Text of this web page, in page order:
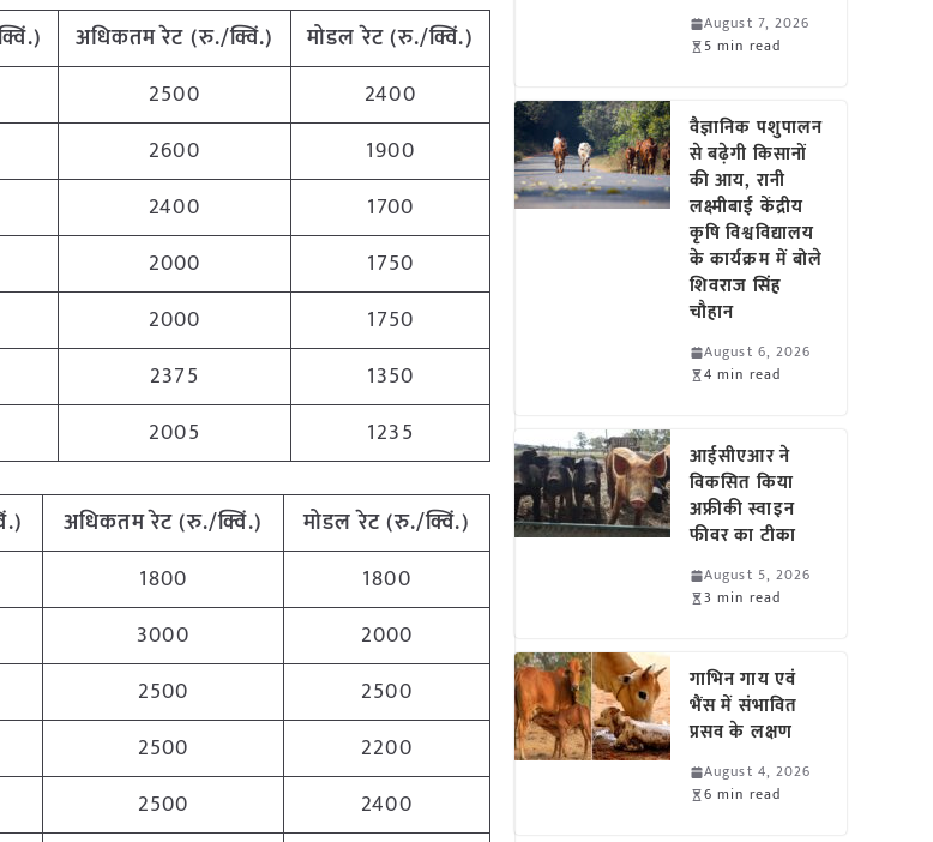
अधिकतमरेट (रु./क्विं.) मोडल रेट(रु./क्विं.)
2500
2400
2600
1900
2400
1700
2000
1750
2000
1750
2375
1350
2005 1235
अधिकतमरेट (रु./क्विं.) मोडल रेट(रु./क्विं.)
1800
1800
3000
2000
2500
2500
2500
2200
2500
2400
August 7, 2026
5 min read
वैज्ञानिक पशुपालन
से बढ़ेगी किसानों
की आय, रानी
लक्ष्मीबाई केंद्रीय
कृषि विश्वविद्यालय
के कार्यक्रम में बोले
शिवराज सिंह
चौहान
August 6, 2026
4 min read
आईसीएआर ने
विकसित किया
अफ्रीकी स्वाइन
फीवर का टीका
August 5, 2026
3 min read
गाभिन गाय एवं
भैंस में संभावित
प्रसव के लक्षण
August 4, 2026
6 min read